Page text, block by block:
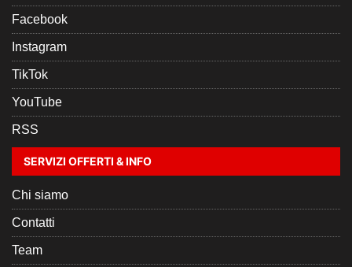
Facebook
Instagram
TikTok
YouTube
RSS
SERVIZI OFFERTI & INFO
Chi siamo
Contatti
Team